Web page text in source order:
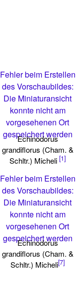
Fehler beim Erstellen
des Vorschaubildes:
Die Miniaturansicht
konnte nicht am
vorgesehenen Ort
gespeichert werden
Echinodorus
grandiflorus (Cham. &
Schltr.) Micheli [1]
Fehler beim Erstellen
des Vorschaubildes:
Die Miniaturansicht
konnte nicht am
vorgesehenen Ort
gespeichert werden
Echinodorus
grandiflorus (Cham. &
Schltr.) Micheli[7]